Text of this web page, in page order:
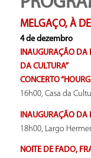
MELGAÇO, À
4 de dezembro
INAUGURAÇÃO DA
DA CULTURA”
CONCERTO
16h00, Casa da
INAUGURAÇÃO
18h00, Largo
NOITE DE FADO,